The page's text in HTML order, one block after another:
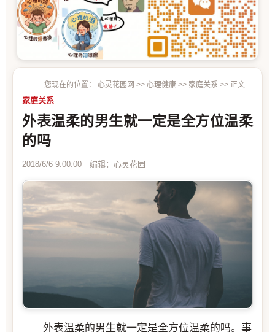
您现在的位置： 心灵花园网 >> 心理健康 >> 家庭关系 >> 正文
家庭关系
外表温柔的男生就一定是全方位温柔
的吗
2018/6/6 9:00:00 编辑：心灵花园
外表温柔的男生就一定是全方位温柔的吗。事